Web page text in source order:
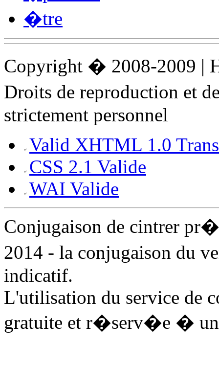
�tre
Copyright � 2008-2009 |
Droits de reproduction et
strictement personnel
Valid XHTML 1.0
CSS 2.1 Valide
WAI Valide
Conjugaison de cintrer
2014 - la conjugaison du
indicatif.
L'utilisation du service de
gratuite et r�serv�e � un